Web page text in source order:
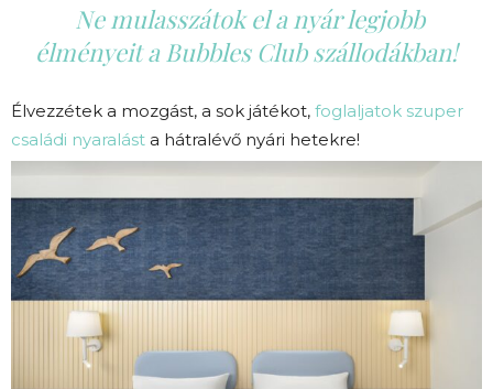
Ne mulasszátok el a nyár legjobb
élményeit a Bubbles Club szállodákban!
Élvezzétek a mozgást, a sok játékot, foglaljatok szuper
családi nyaralást a hátralévő nyári hetekre!